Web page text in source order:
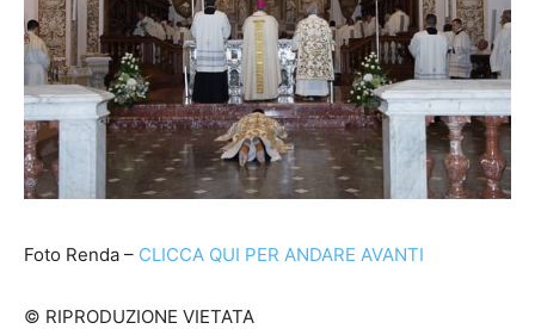
Foto Renda – CLICCA QUI PER ANDARE AVANTI
© RIPRODUZIONE VIETATA